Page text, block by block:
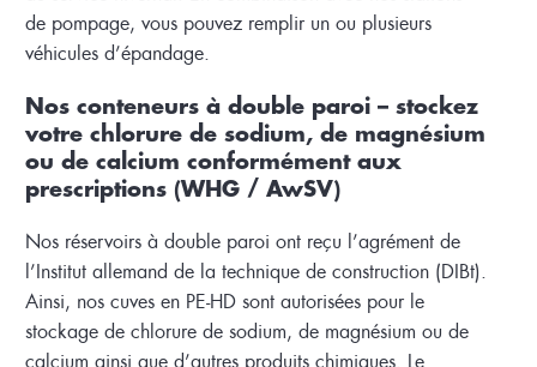
de pompage, vous pouvez remplir un ou plusieurs
véhicules d’épandage.
Nos conteneurs à double paroi – stockez
votre chlorure de sodium, de magnésium
ou de calcium conformément aux
prescriptions (WHG / AwSV)
Nos réservoirs à double paroi ont reçu l’agrément de
l’Institut allemand de la technique de construction (DIBt).
Ainsi, nos cuves en PE-HD sont autorisées pour le
stockage de chlorure de sodium, de magnésium ou de
calcium ainsi que d’autres produits chimiques. Le